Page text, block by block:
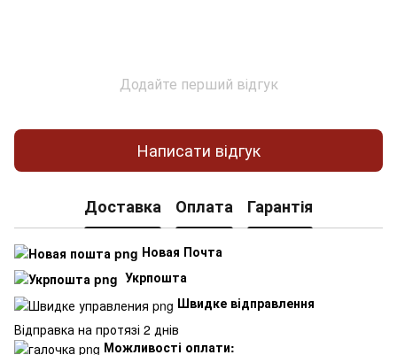
Додайте перший відгук
Написати відгук
Доставка Оплата Гарантія
Новая Почта
Укрпошта
Швидке відправлення
Відправка на протязі 2 днів
Можливості оплати: